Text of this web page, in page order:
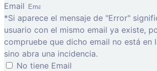
Email
*Si aparece el mensaje de "Error"
usuario con el mismo email ya existe,
compruebe que dicho email no está en
sino abra una incidencia.
No tiene Email